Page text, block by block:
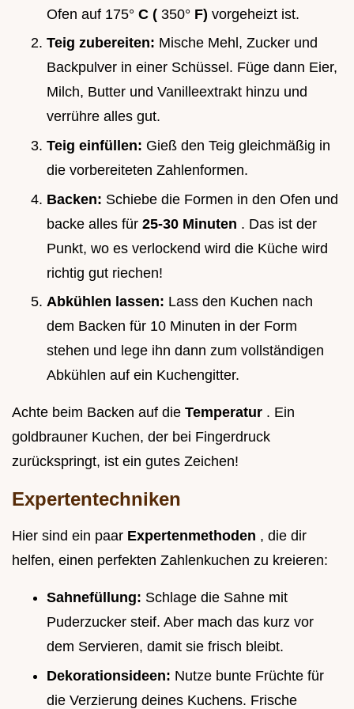
Ofen auf 175° C ( 350° F) vorgeheizt ist.
Teig zubereiten: Mische Mehl, Zucker und
Backpulver in einer Schüssel. Füge dann Eier,
Milch, Butter und Vanilleextrakt hinzu und
verrühre alles gut.
Teig einfüllen: Gieß den Teig gleichmäßig in
die vorbereiteten Zahlenformen.
Backen: Schiebe die Formen in den Ofen und
backe alles für 25-30 Minuten . Das ist der
Punkt, wo es verlockend wird die Küche wird
richtig gut riechen!
Abkühlen lassen: Lass den Kuchen nach
dem Backen für 10 Minuten in der Form
stehen und lege ihn dann zum vollständigen
Abkühlen auf ein Kuchengitter.
Achte beim Backen auf die Temperatur . Ein
goldbrauner Kuchen, der bei Fingerdruck
zurückspringt, ist ein gutes Zeichen!
Expertentechniken
Hier sind ein paar Expertenmethoden , die dir
helfen, einen perfekten Zahlenkuchen zu kreieren:
Sahnefüllung: Schlage die Sahne mit
Puderzucker steif. Aber mach das kurz vor
dem Servieren, damit sie frisch bleibt.
Dekorationsideen: Nutze bunte Früchte für
die Verzierung deines Kuchens. Frische